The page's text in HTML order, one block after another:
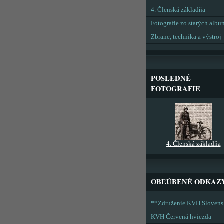
4. Členská základňa
Fotografie zo starých
Zbrane, technika a výstroj
POSLEDNÉ
FOTOGRAFIE
4. Členská základňa
OBĽÚBENÉ
**Združenie KVH
KVH Červená hviezda